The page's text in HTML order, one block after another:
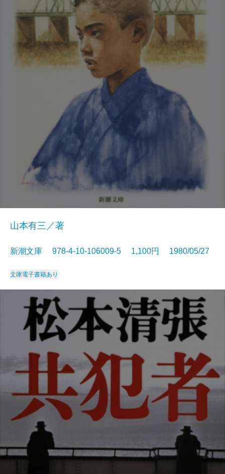
山本有三／著
新潮文庫 978-4-10-106009-5 1,100円 1980/05/27
文庫電子書籍あり